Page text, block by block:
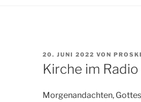
VERÖFFENTLICHT
AM
20. JUNI 2022 VON
Kirche im
Morgenandachten,